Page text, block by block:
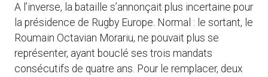
A l’inverse, la bataille s’annonçait plus incertaine pour
la présidence de Rugby Europe. Normal : le sortant, le
Roumain Octavian Morariu, ne pouvait plus se
représenter, ayant bouclé ses trois mandats
consécutifs de quatre ans. Pour le remplacer, deux